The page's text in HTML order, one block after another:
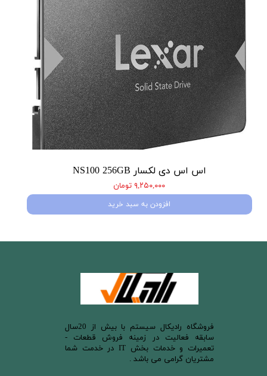
اس اس دی لکسار NS100 256GB
۹,۲۵۰,۰۰۰ تومان
افزودن به سبد خرید
​فروشگاه رادیکال سیستم با بیش از 20سال
سابقه فعالیت در زمینه فروش قطعات -
تعمیرات و خدمات بخش IT در خدمت شما
مشتریان گرامی می باشد .